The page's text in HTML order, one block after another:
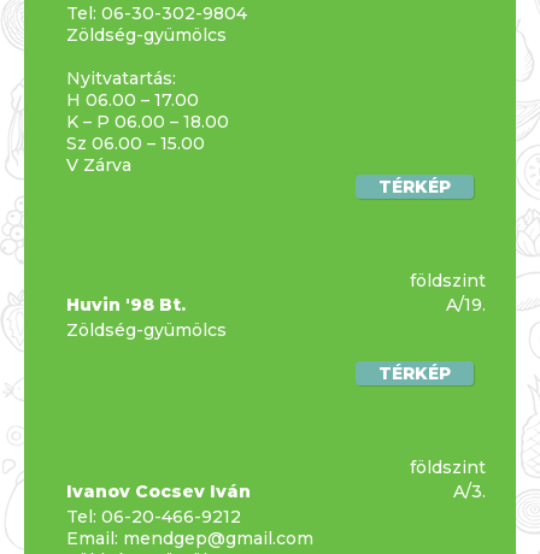
Tel: 06-30-302-9804
Zöldség-gyümölcs
Nyitvatartás:
H 06.00 – 17.00
K – P 06.00 – 18.00
Sz 06.00 – 15.00
V Zárva
TÉRKÉP
Huvin '98 Bt.
Zöldség-gyümölcs
TÉRKÉP
földszint
A/19.
Ivanov Cocsev Iván
Tel: 06-20-466-9212
Email: mendgep@gmail.com
földszint
A/3.